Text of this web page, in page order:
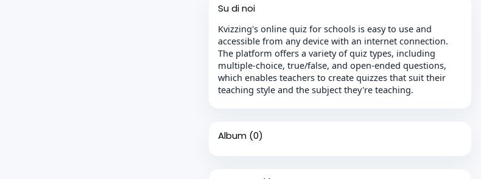
Su di noi
Kvizzing's online quiz for schools is easy to use and
accessible from any device with an internet connection.
The platform offers a variety of quiz types, including
multiple-choice, true/false, and open-ended questions,
which enables teachers to create quizzes that suit their
teaching style and the subject they're teaching.
Album (0)